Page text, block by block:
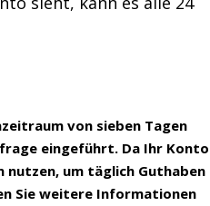
von sieben Tagen
eingeführt. Da Ihr Konto
nutzen, um täglich Guthaben
Sie weitere Informationen